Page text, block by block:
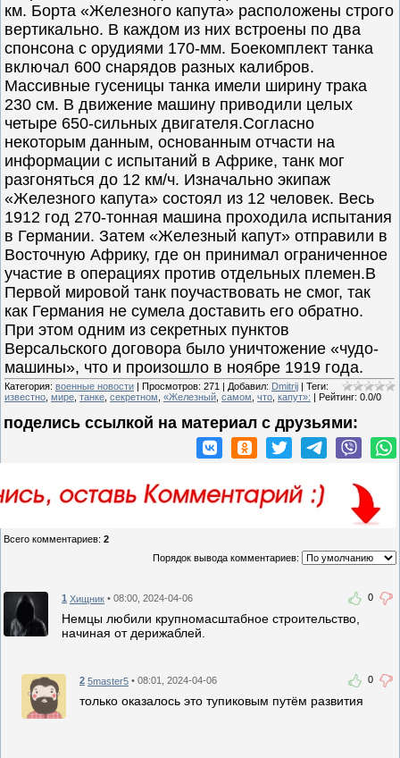
км. Борта «Железного капута» расположены строго
вертикально. В каждом из них встроены по два
спонсона с орудиями 170-мм. Боекомплект танка
включал 600 снарядов разных калибров.
Массивные гусеницы танка имели ширину трака
230 см. В движение машину приводили целых
четыре 650-сильных двигателя.Согласно
некоторым данным, основанным отчасти на
информации с испытаний в Африке, танк мог
разгоняться до 12 км/ч. Изначально экипаж
«Железного капута» состоял из 12 человек. Весь
1912 год 270-тонная машина проходила испытания
в Германии. Затем «Железный капут» отправили в
Восточную Африку, где он принимал ограниченное
участие в операциях против отдельных племен.В
Первой мировой танк поучаствовать не смог, так
как Германия не сумела доставить его обратно.
При этом одним из секретных пунктов
Версальского договора было уничтожение «чудо-
машины», что и произошло в ноябре 1919 года.
Категория: военные новости | Просмотров: 271 | Добавил: Dmitrij | Теги:
известно мире танке секретном «Железный самом что капут»: | Рейтинг: 0.0/0
поделись ссылкой на материал c друзьями:
Всего комментариев: 2
Порядок вывода комментариев:
0
1 Хищник • 08:00, 2024-04-06
Немцы любили крупномасштабное строительство,
начиная от дерижаблей.
0
2 5master5 • 08:01, 2024-04-06
только оказалось это тупиковым путём развития